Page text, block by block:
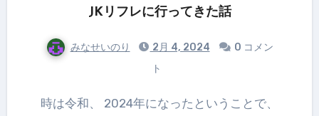
JKリフレに行ってきた話
みなせいのり 2月 4, 2024
0 コメン
ト
時は令和、 2024年になったということで、